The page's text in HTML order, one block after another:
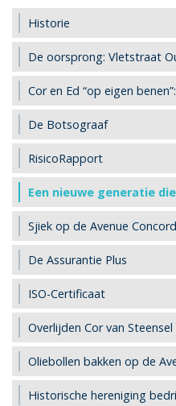
Historie
De oorsprong: Vletstraat
Cor en Ed “op eigen
De Botsograaf
RisicoRapport
Een nieuwe generatie
Sjiek op de Avenue
De Assurantie Plus
ISO-Certificaat
Overlijden Cor van Steensel
Oliebollen bakken op de
Historische hereniging